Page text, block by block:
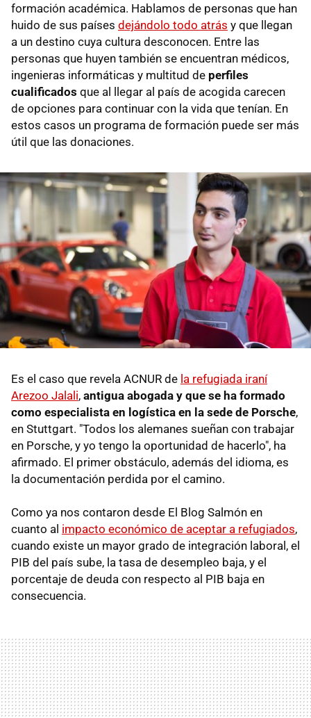
formación académica. Hablamos de personas que han
huido de sus países dejándolo todo atrás y que llegan
a un destino cuya cultura desconocen. Entre las
personas que huyen también se encuentran médicos,
ingenieras informáticas y multitud de perfiles
cualificados que al llegar al país de acogida carecen
de opciones para continuar con la vida que tenían. En
estos casos un programa de formación puede ser más
útil que las donaciones.
Es el caso que revela ACNUR de la refugiada iraní
Arezoo Jalali, antigua abogada y que se ha formado
como especialista en logística en la sede de Porsche,
en Stuttgart. "Todos los alemanes sueñan con trabajar
en Porsche, y yo tengo la oportunidad de hacerlo", ha
afirmado. El primer obstáculo, además del idioma, es
la documentación perdida por el camino.
Como ya nos contaron desde El Blog Salmón en
cuanto al impacto económico de aceptar a refugiados,
cuando existe un mayor grado de integración laboral, el
PIB del país sube, la tasa de desempleo baja, y el
porcentaje de deuda con respecto al PIB baja en
consecuencia.